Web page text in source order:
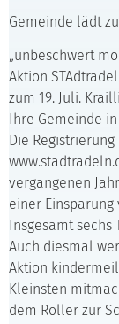
Gemeinde lädt
„unbeschwert
Aktion
zum 19. Juli.
Ihre Gemeinde
Die
vergangenen
einer Einsparung
Insgesamt sechs
Auch diesmal
Aktion
Kleinsten
dem Roller zur